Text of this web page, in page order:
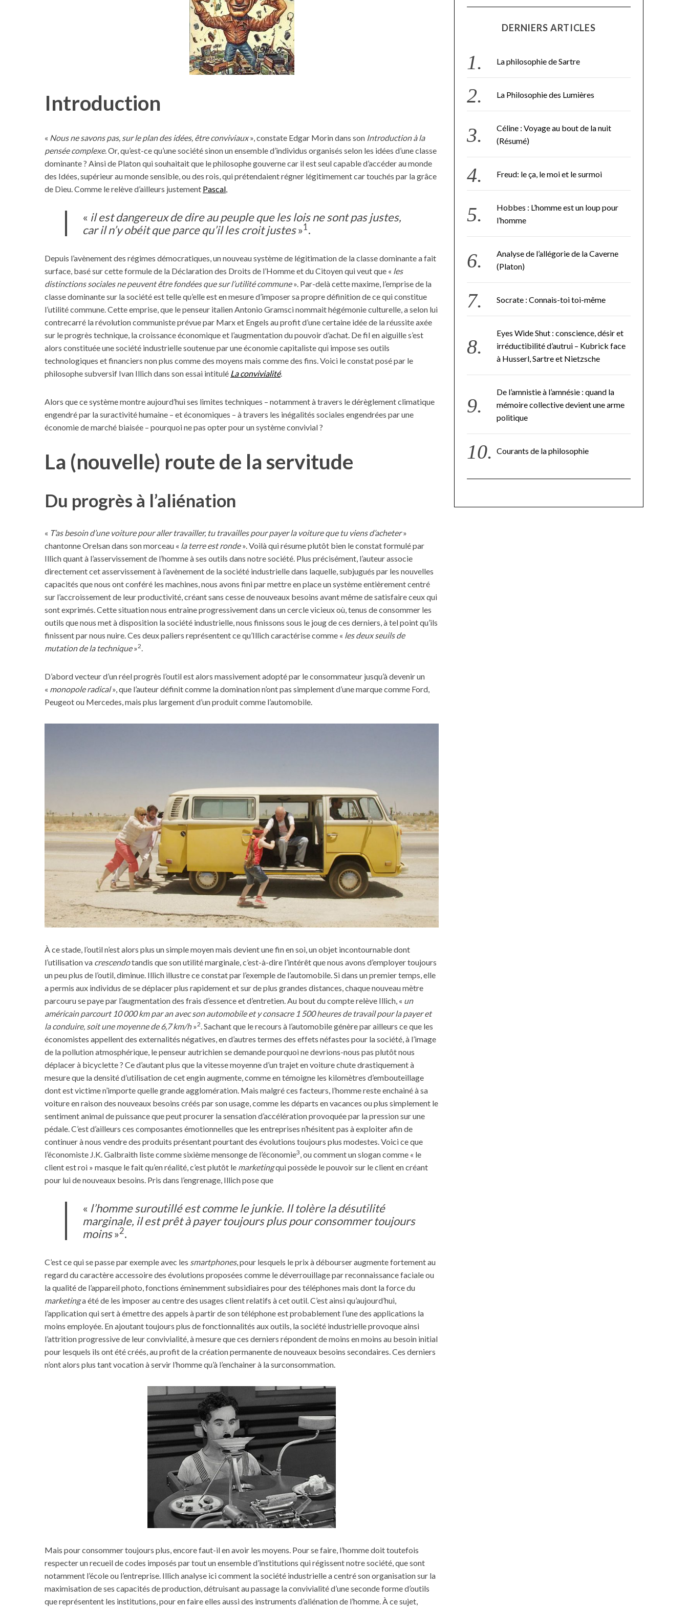
Introduction
« Nous ne savons pas, sur le plan des idées, être conviviaux», constate Edgar Morin dans son Introduction à la
pensée complexe. Or, qu’est-ce qu’une société sinon un ensemble d’individus organisés selon les idées d’une classe
dominante ? Ainsi de Platon qui souhaitait que le philosophe gouverne car il est seul capable d’accéder au monde
des Idées, supérieur au monde sensible, ou des rois, qui prétendaient régner légitimement car touchés par la grâce
de Dieu. Comme le relève d’ailleurs justement Pascal,
« il est dangereux de dire au peuple que les lois ne sont pas justes,
car il n’y obéit que parce qu’il les croit justes»1.
Depuis l’avènement des régimes démocratiques, un nouveau système de légitimation de la classe dominante a fait
surface, basé sur cette formule de la Déclaration des Droits de l’Homme et du Citoyen qui veut que « les
distinctions sociales ne peuvent être fondées que sur l’utilité commune». Par-delà cette maxime, l’emprise de la
classe dominante sur la société est telle qu’elle est en mesure d’imposer sa propre définition de ce qui constitue
l’utilité commune. Cette emprise, que le penseur italien Antonio Gramsci nommait hégémonie culturelle, a selon lui
contrecarré la révolution communiste prévue par Marx et Engels au profit d’une certaine idée de la réussite axée
sur le progrès technique, la croissance économique et l’augmentation du pouvoir d’achat. De fil en aiguille s’est
alors constituée une société industrielle soutenue par une économie capitaliste qui impose ses outils
technologiques et financiers non plus comme des moyens mais comme des fins. Voici le constat posé par le
philosophe subversif Ivan Illich dans son essai intitulé La convivialité.
Alors que ce système montre aujourd’hui ses limites techniques – notamment à travers le dérèglement climatique
engendré par la suractivité humaine – et économiques – à travers les inégalités sociales engendrées par une
économie de marché biaisée – pourquoi ne pas opter pour un système convivial ?
La (nouvelle) route de la servitude
Du progrès à l’aliénation
« T’as besoin d’une voiture pour aller travailler, tu travailles pour payer la voiture que tu viens d’acheter»
chantonne Orelsan dans son morceau « la terre est ronde». Voilà qui résume plutôt bien le constat formulé par
Illich quant à l’asservissement de l’homme à ses outils dans notre société. Plus précisément, l’auteur associe
directement cet asservissement à l’avènement de la société industrielle dans laquelle, subjugués par les nouvelles
capacités que nous ont conféré les machines, nous avons fini par mettre en place un système entièrement centré
sur l’accroissement de leur productivité, créant sans cesse de nouveaux besoins avant même de satisfaire ceux qui
sont exprimés. Cette situation nous entraine progressivement dans un cercle vicieux où, tenus de consommer les
outils que nous met à disposition la société industrielle, nous finissons sous le joug de ces derniers, à tel point qu’ils
finissent par nous nuire. Ces deux paliers représentent ce qu’Illich caractérise comme « les deux seuils de
mutation de la technique»2.
D’abord vecteur d’un réel progrès l’outil est alors massivement adopté par le consommateur jusqu’à devenir un
« monopole radical», que l’auteur définit comme la domination n’ont pas simplement d’une marque comme Ford,
Peugeot ou Mercedes, mais plus largement d’un produit comme l’automobile.
À ce stade, l’outil n’est alors plus un simple moyen mais devient une fin en soi, un objet incontournable dont
l’utilisation va crescendotandis que son utilité marginale, c’est-à-dire l’intérêt que nous avons d’employer toujours
un peu plus de l’outil, diminue. Illich illustre ce constat par l’exemple de l’automobile. Si dans un premier temps, elle
a permis aux individus de se déplacer plus rapidement et sur de plus grandes distances, chaque nouveau mètre
parcouru se paye par l’augmentation des frais d’essence et d’entretien. Au bout du compte relève Illich, « un
américain parcourt 10 000 km par an avec son automobile et y consacre 1 500 heures de travail pour la payer et
la conduire, soit une moyenne de 6,7 km/h»2 . Sachant que le recours à l’automobile génère par ailleurs ce que les
économistes appellent des externalités négatives, en d’autres termes des effets néfastes pour la société, à l’image
de la pollution atmosphérique, le penseur autrichien se demande pourquoi ne devrions-nous pas plutôt nous
déplacer à bicyclette ? Ce d’autant plus que la vitesse moyenne d’un trajet en voiture chute drastiquement à
mesure que la densité d’utilisation de cet engin augmente, comme en témoigne les kilomètres d’embouteillage
dont est victime n’importe quelle grande agglomération. Mais malgré ces facteurs, l’homme reste enchainé à sa
voiture en raison des nouveaux besoins créés par son usage, comme les départs en vacances ou plus simplement le
sentiment animal de puissance que peut procurer la sensation d’accélération provoquée par la pression sur une
pédale. C’est d’ailleurs ces composantes émotionnelles que les entreprises n’hésitent pas à exploiter afin de
continuer à nous vendre des produits présentant pourtant des évolutions toujours plus modestes. Voici ce que
l’économiste J.K. Galbraith liste comme sixième mensonge de l’économie3 , ou comment un slogan comme « le
client est roi » masque le fait qu’en réalité, c’est plutôt le marketingqui possède le pouvoir sur le client en créant
pour lui de nouveaux besoins. Pris dans l’engrenage, Illich pose que
« l’homme suroutillé est comme le junkie. Il tolère la désutilité
marginale, il est prêt à payer toujours plus pour consommer toujours
moins»2.
C’est ce qui se passe par exemple avec les smartphones, pour lesquels le prix à débourser augmente fortement au
regard du caractère accessoire des évolutions proposées comme le déverrouillage par reconnaissance faciale ou
la qualité de l’appareil photo, fonctions éminemment subsidiaires pour des téléphones mais dont la force du
marketinga été de les imposer au centre des usages client relatifs à cet outil. C’est ainsi qu’aujourd’hui,
l’application qui sert à émettre des appels à partir de son téléphone est probablement l’une des applications la
moins employée. En ajoutant toujours plus de fonctionnalités aux outils, la société industrielle provoque ainsi
l’attrition progressive de leur convivialité, à mesure que ces derniers répondent de moins en moins au besoin initial
pour lesquels ils ont été créés, au profit de la création permanente de nouveaux besoins secondaires. Ces derniers
n’ont alors plus tant vocation à servir l’homme qu’à l’enchainer à la surconsommation.
Mais pour consommer toujours plus, encore faut-il en avoir les moyens. Pour se faire, l’homme doit toutefois
respecter un recueil de codes imposés par tout un ensemble d’institutions qui régissent notre société, que sont
notamment l’école ou l’entreprise. Illich analyse ici comment la société industrielle a centré son organisation sur la
maximisation de ses capacités de production, détruisant au passage la convivialité d’une seconde forme d’outils
que représentent les institutions, pour en faire elles aussi des instruments d’aliénation de l’homme. À ce sujet,
DERNIERS ARTICLES
La philosophie de Sartre
La Philosophie des Lumières
Céline : Voyage au bout de la nuit
(Résumé)
Freud: le ça, le moi et le surmoi
Hobbes : L’homme est un loup pour
l’homme
Analyse de l’allégorie de la Caverne
(Platon)
Socrate : Connais-toi toi-même
Eyes Wide Shut : conscience, désir et
irréductibilité d’autrui – Kubrick face
à Husserl, Sartre et Nietzsche
De l’amnistie à l’amnésie : quand la
mémoire collective devient une arme
politique
Courants de la philosophie
r
: